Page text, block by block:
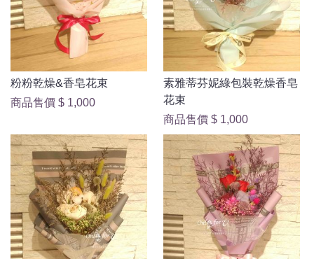
粉粉乾燥&香皂花束
商品售價 $ 1,000
素雅蒂芬妮綠包裝乾燥香皂
花束
商品售價 $ 1,000